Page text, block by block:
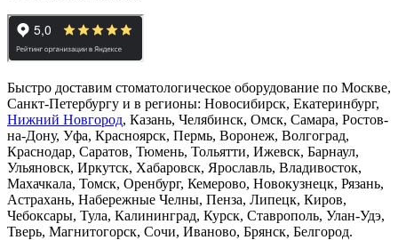
Быстро доставим стоматологическое оборудование по Москве,
Санкт-Петербургу и в регионы: Новосибирск, Екатеринбург,
Нижний Новгород, Казань, Челябинск, Омск, Самара, Ростов-
на-Дону, Уфа, Красноярск, Пермь, Воронеж, Волгоград,
Краснодар, Саратов, Тюмень, Тольятти, Ижевск, Барнаул,
Ульяновск, Иркутск, Хабаровск, Ярославль, Владивосток,
Махачкала, Томск, Оренбург, Кемерово, Новокузнецк, Рязань,
Астрахань, Набережные Челны, Пенза, Липецк, Киров,
Чебоксары, Тула, Калининград, Курск, Ставрополь, Улан-Удэ,
Тверь, Магнитогорск, Сочи, Иваново, Брянск, Белгород.